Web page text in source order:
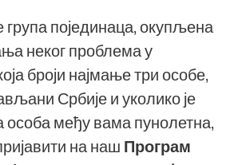
група појединаца, окупљена
неког проблема у
броји најмање три особе,
Србије и уколико је
особа међу вама пунолетна,
на наш Програм